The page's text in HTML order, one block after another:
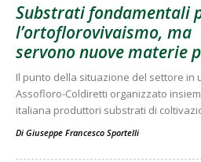
Substrati fondamentali
l’ortoflorovivaismo, ma
servono nuove materie
Il punto della situazione del settore in
Assofloro-Coldiretti organizzato
italiana produttori substrati di
Di Giuseppe Francesco Sportelli